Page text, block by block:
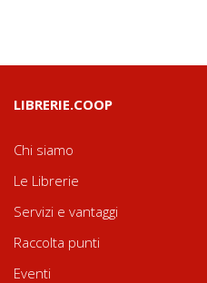
LIBRERIE.COOP
Chi siamo
Le Librerie
Servizi e vantaggi
Raccolta punti
Eventi